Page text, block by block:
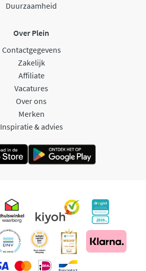
Duurzaamheid
Over Plein
Contactgegevens
Zakelijk
Affiliate
Vacatures
Over ons
Merken
Inspiratie & advies